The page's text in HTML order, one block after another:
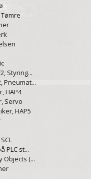
Styring...
Pneumat...
HAP4
Servo
HAP5
PLC st...
Objects (...